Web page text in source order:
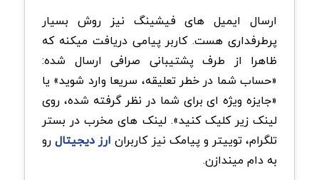
ارسال ایمیل های فیشینگ نیز روش بسیار
پرطرفداری هست. کاربر پیامی دریافت میکنه که
ظاهرا از طرف پشتیبانی صرافی ارسال شده:
«حساب شما در خطر تعلیقه، سریعا وارد شوید» یا
«جایزه ویژه ای برای شما در نظر گرفته شده، روی
لینک زیر کلیک کنید». لینک های مخرب در بستر
تلگرام، توییتر و پیامک نیز کاربران ارز دیجیتالرو
به دام میندازن.